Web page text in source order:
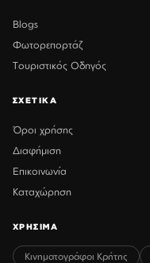
Blogs
Φωτορεπορτάζ
Τουριστικός Οδηγός
ΣΧΕΤΙΚΑ
Όροι χρήσης
Διαφήμιση
Επικοινωνία
Καταχώρηση
ΧΡΗΣΙΜΑ
Κινηματογράφοι Κρήτης